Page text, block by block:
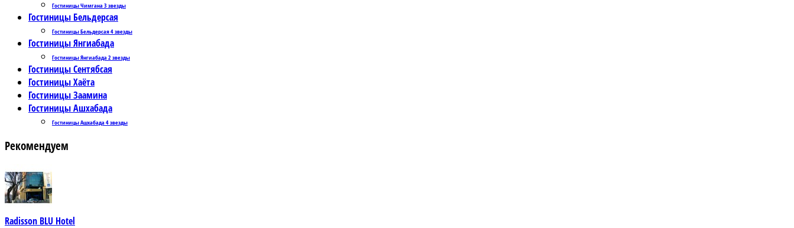
Гостиницы Чимгана 3 звезды
Гостиницы Бельдерсая
Гостиницы Бельдерсая 4 звезды
Гостиницы Янгиабада
Гостиницы Янгиабада 2 звезды
Гостиницы Сентябсая
Гостиницы Хаёта
Гостиницы Заамина
Гостиницы Ашхабада
Гостиницы Ашхабада 4 звезды
Рекомендуем
Radisson BLU Hotel